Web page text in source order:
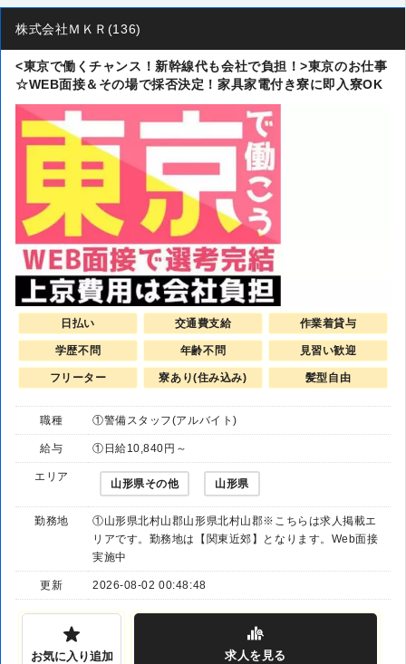
株式会社ＭＫＲ(136)
<東京で働くチャンス！新幹線代も会社で負担！>東京のお仕事
☆WEB面接＆その場で採否決定！家具家電付き寮に即入寮OK
日払い 交通費支給 作業着貸与
学歴不問 年齢不問 見習い歓迎
フリーター 寮あり(住み込み) 髪型自由
職種 ①警備スタッフ(アルバイト)
給与 ①日給10,840円～
エリア
山形県その他 山形県
勤務地
①山形県北村山郡山形県北村山郡※こちらは求人掲載エ
リアです。勤務地は【関東近郊】となります。Web面接
実施中
更新 2026-08-02 00:48:48
お気に入り追加 求人 を見る